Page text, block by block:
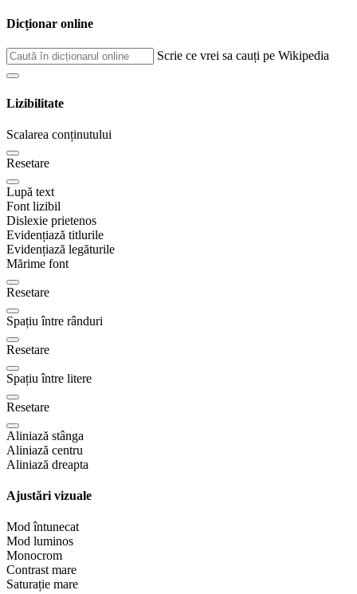
Dicționar online
Scrie ce vrei sa cauți pe Wikipedia
Lizibilitate
Scalarea conținutului
Resetare
Lupă text
Font lizibil
Dislexie prietenos
Evidențiază titlurile
Evidențiază legăturile
Mărime font
Resetare
Spațiu între rânduri
Resetare
Spațiu între litere
Resetare
Aliniază stânga
Aliniază centru
Aliniază dreapta
Ajustări vizuale
Mod întunecat
Mod luminos
Monocrom
Contrast mare
Saturație mare